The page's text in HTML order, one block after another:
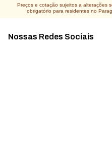
Nossas Redes Sociais
Preços e cotação sujeitos a alterações
obrigatório para residentes no